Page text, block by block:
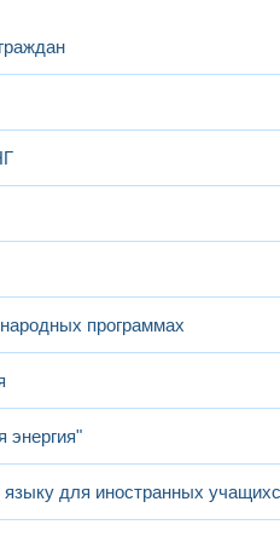
программах
энергия"
для иностранных